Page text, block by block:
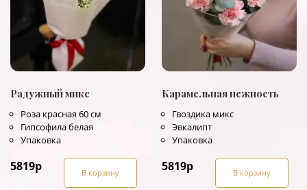
Радужный микс
Роза красная 60 см
Гипсофила белая
Упаковка
5819р В корзину
Карамельная нежность
Гвоздика микс
Эвкалипт
Упаковка
5819р В корзину